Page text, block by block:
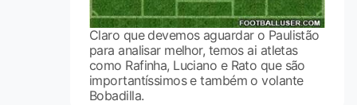
Claro que devemos aguardar o Paulistão
para analisar melhor, temos ai atletas
como Rafinha, Luciano e Rato que são
importantíssimos e também o volante
Bobadilla.